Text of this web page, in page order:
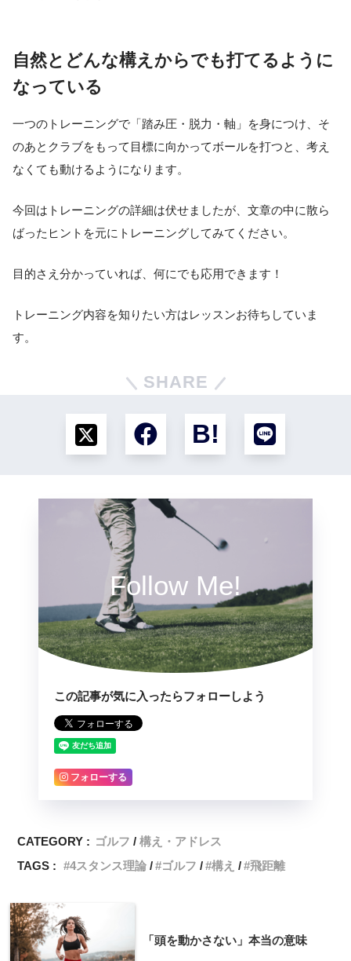
自然とどんな構えからでも打てるように
なっている
一つのトレーニングで「踏み圧・脱力・軸」を身につけ、そ
のあとクラブをもって目標に向かってボールを打つと、考え
なくても動けるようになります。
今回はトレーニングの詳細は伏せましたが、文章の中に散ら
ばったヒントを元にトレーニングしてみてください。
目的さえ分かっていれば、何にでも応用できます！
トレーニング内容を知りたい方はレッスンお待ちしていま
す。
SHARE
Follow Me!
この記事が気に入ったらフォローしよう
フォローする
CATEGORY : ゴルフ
構え・アドレス
TAGS :
4スタンス理論 ゴルフ 構え 飛距離
「頭を動かさない」本当の意味